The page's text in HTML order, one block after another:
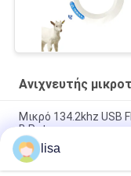
Ανιχνευτής
Μικρό 134.2khz USB
Β Pet με την
134.2 ζωικός
lisa